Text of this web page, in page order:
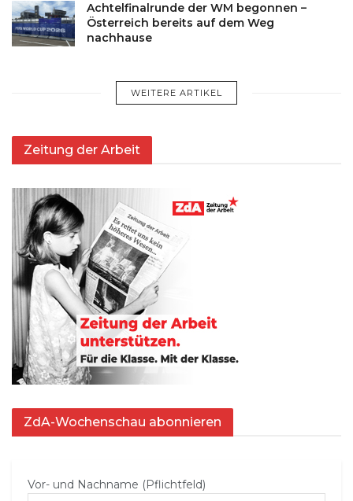
Achtelfinalrunde der WM begonnen –
Österreich bereits auf dem Weg
nachhause
WEITERE ARTIKEL
Zeitung der Arbeit
ZdA-Wochenschau abonnieren
Vor- und Nachname (Pflichtfeld)